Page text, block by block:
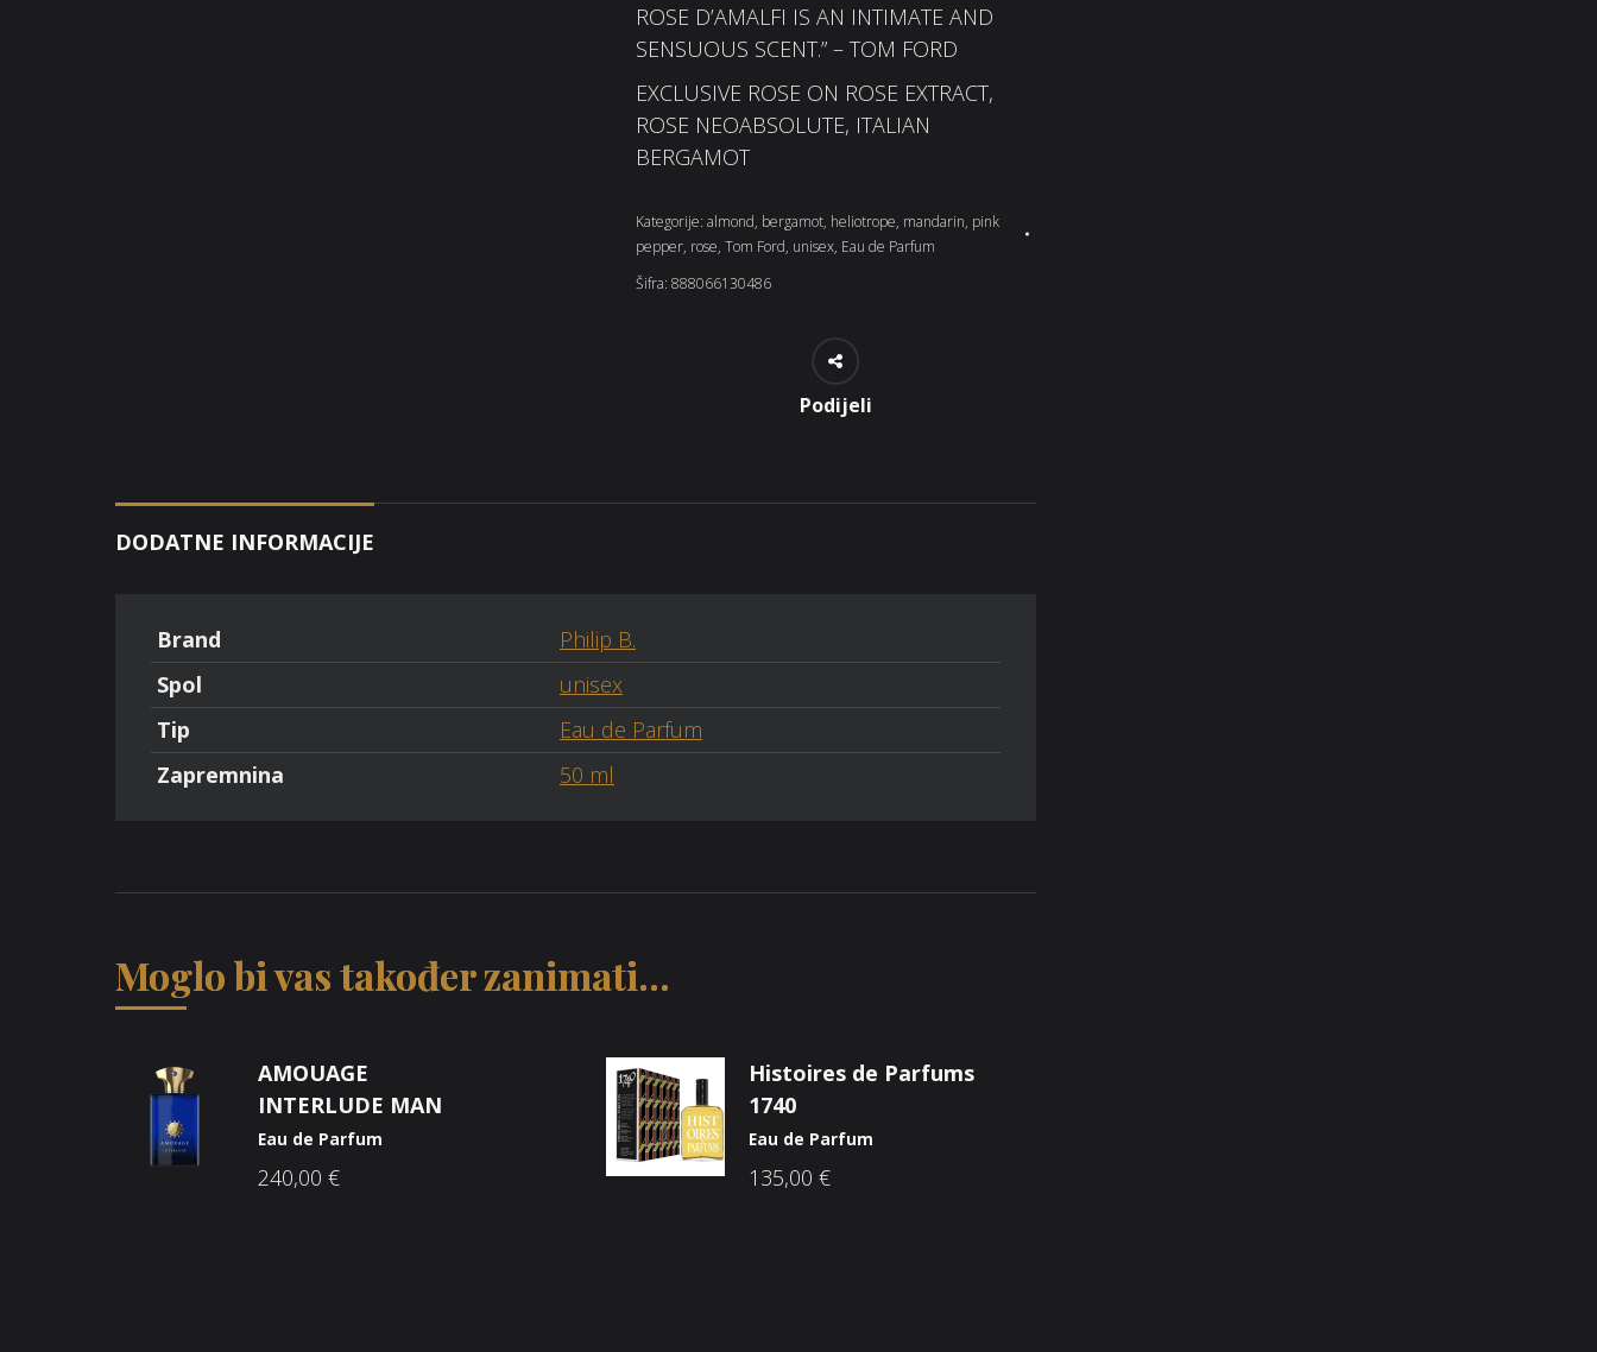
ROSE D’AMALFI IS AN INTIMATE AND
SENSUOUS SCENT.” – TOM FORD
EXCLUSIVE ROSE ON ROSE EXTRACT,
ROSE NEOABSOLUTE, ITALIAN
BERGAMOT
Kategorije: almond, bergamot, heliotrope, mandarin, pink
pepper, rose, Tom Ford, unisex, Eau de Parfum
Šifra: 888066130486
Podijeli
DODATNE INFORMACIJE
Brand
Philip B.
Spol
unisex
Tip
Eau de Parfum
Zapremnina
50 ml
Moglo bi vas također zanimati...
AMOUAGE
INTERLUDE MAN
Eau de Parfum
240,00 €
Histoires de Parfums
1740
Eau de Parfum
135,00 €